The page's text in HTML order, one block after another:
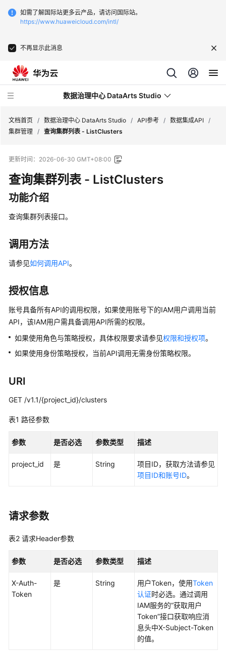
如需了解国际站更多云产品，请访问国际站。
https://www.huaweicloud.com/intl/
不再显示此消息
数据治理中心 DataArts Studio
新
动
态
务
告
产
介
数
据
治
理
法
速
门
用
佳
践
API
参
文档首页 / 数据治理中心 DataArts Studio / API参考 / 数据集成API /
集群管理 / 查询集群列表 - ListClusters
更新时间： 2026-06-30 GMT+08:00
查询集群列表 - ListClusters
功能介绍
查询集群列表接口。
调用方法
请参见如何调用API。
授权信息
账号具备所有API的调用权限，如果使用账号下的IAM用户调用当前
API，该IAM用户需具备调用API所需的权限。
如果使用角色与策略授权，具体权限要求请参见权限和授权项。
如果使用身份策略授权，当前API调用无需身份策略权限。
URI
GET /v1.1/{project_id}/clusters
表1 路径参数
参数 是否必选 参数类型 描述
project_id 是 String
项目ID，获取方法请参见
项目ID和账号ID。
请求参数
表2 请求Header参数
参数 是否必选 参数类型 描述
X-Auth-
Token
是 String 用户Token，使用Token
认证时必选。通过调用
IAM服务的“获取用户
Token”接口获取响应消
息头中X-Subject-Token
的值。